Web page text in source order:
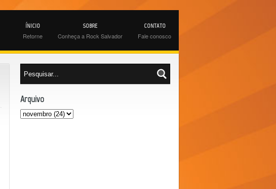
ÍNICIO
Retorne
SOBRE
Conheça a Rock Salvador
CONTATO
Fale conosco
Arquivo